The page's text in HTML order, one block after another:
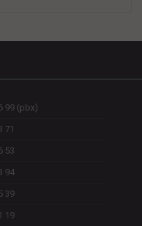
99 (pbx)
71
53
94
39
19